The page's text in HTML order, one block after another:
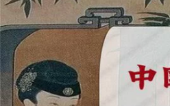
天天免運 美食蛋糕
居家生活 3C家電